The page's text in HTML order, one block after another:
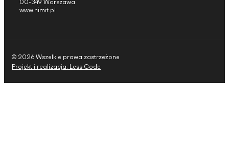
00-349 Warszawa
www.nimit.pl
© 2026 Wszelkie prawa zastrzeżone
Projekt i realizacja: Less Code